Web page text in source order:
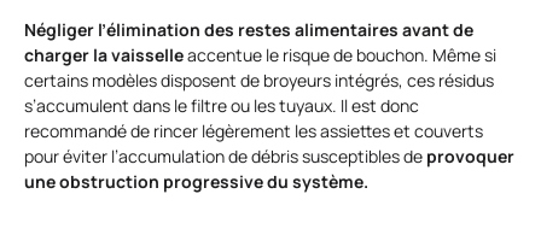
Négliger l’élimination des restes alimentaires avant de
charger la vaisselleaccentue le risque de bouchon. Même si
certains modèles disposent de broyeurs intégrés, ces résidus
s’accumulent dans le filtre ou les tuyaux. Il est donc
recommandé de rincer légèrement les assiettes et couverts
pour éviter l’accumulation de débris susceptibles de provoquer
une obstruction progressive du système.